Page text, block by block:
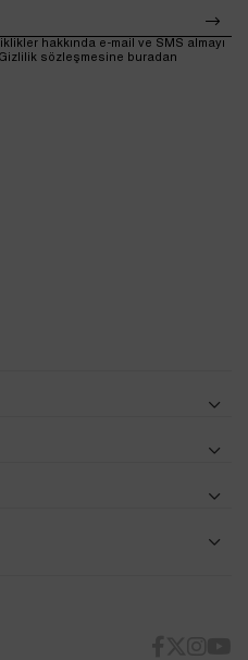
hakkında e-mail ve SMS almayı
sözleşmesine buradan